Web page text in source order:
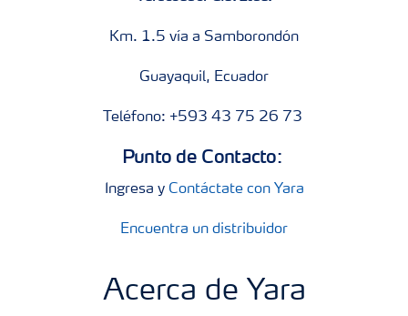
Km. 1.5 vía a Samborondón
Guayaquil, Ecuador
Teléfono: +593 43 75 26 73
Punto de Contacto:
Ingresa y Contáctate con Yara
Encuentra un distribuidor
Acerca de Yara